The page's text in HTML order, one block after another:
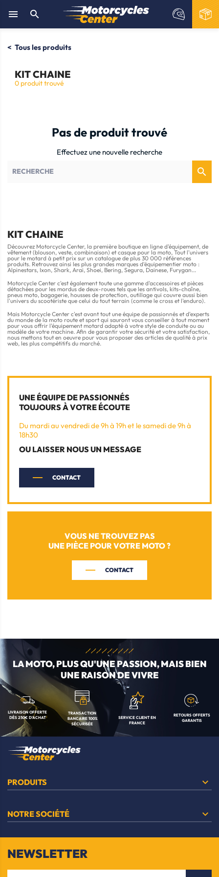
 
Tous les produits
KIT CHAINE
0 produit trouvé
Pas de produit trouvé
Effectuez une nouvelle recherche

KIT CHAINE
Découvrez Motorcycle Center, la première boutique en ligne d'équipement, de
vêtement (blouson, veste, combinaison) et casque pour la moto, Tout l'univers
pour le motard à petit prix sur un catalogue de plus 30 000 références
produits. Retrouvez ainsi les plus grandes marques d'équipementier moto :
Alpinestars, Ixon, Shark, Arai, Shoei, Bering, Segura, Dainese, Furygan...
Motorcycle Center c'est également toute une gamme d'accessoires et pièces
détachées pour les mordus de deux-roues tels que les antivols, kits-chaîne,
pneus moto, bagagerie, housses de protection, outillage qui couvre aussi bien
l'univers du scootériste que celui du tout terrain (comme le cross et l'enduro).
Mais Motorcycle Center c'est avant tout une équipe de passionnés et d'experts
du monde de la moto route et sport qui sauront vous conseiller à tout moment
pour vous offrir l'équipement motard adapté à votre style de conduite ou au
modèle de votre machine. Afin de garantir votre sécurité et votre satisfaction,
nous mettons tout en oeuvre pour vous proposer des articles de qualité à prix
web, les plus compétitifs du marché.
UNE ÉQUIPE DE PASSIONNÉS
TOUJOURS À VOTRE ÉCOUTE
Du mardi au vendredi de 9h à 19h et le samedi de 9h à
18h30
OU LAISSER NOUS UN MESSAGE
CONTACT
VOUS NE TROUVEZ PAS
UNE PIÈCE POUR VOTRE MOTO ?
CONTACT
LIVRAISON OFFERTE
DÈS 250€ D'ACHAT
TRANSACTION
BANCAIRE 100%
SÉCURISÉE
LA MOTO, PLUS QU'UNEPASSION, MAIS BIEN
UNE RAISON DE VIVRE
SERVICE CLIENT EN
FRANCE
RETOURS OFFERTS
GARANTIS
PRODUITS 
NOTRE SOCIÉTÉ 
NEWSLETTER